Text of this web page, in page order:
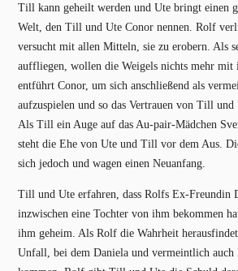
Till kann geheilt werden und Ute bringt einen
Welt, den Till und Ute Conor nennen. Rolf
versucht mit allen Mitteln, sie zu erobern. Als
auffliegen, wollen die Weigels nichts mehr mit
entführt Conor, um sich anschließend als
aufzuspielen und so das Vertrauen von Till und
Als Till ein Auge auf das Au-pair-Mädchen
steht die Ehe von Ute und Till vor dem Aus.
sich jedoch und wagen einen Neuanfang.
Till und Ute erfahren, dass Rolfs Ex-Freundin
inzwischen eine Tochter von ihm bekommen
ihm geheim. Als Rolf die Wahrheit
Unfall, bei dem Daniela und vermeintlich auch